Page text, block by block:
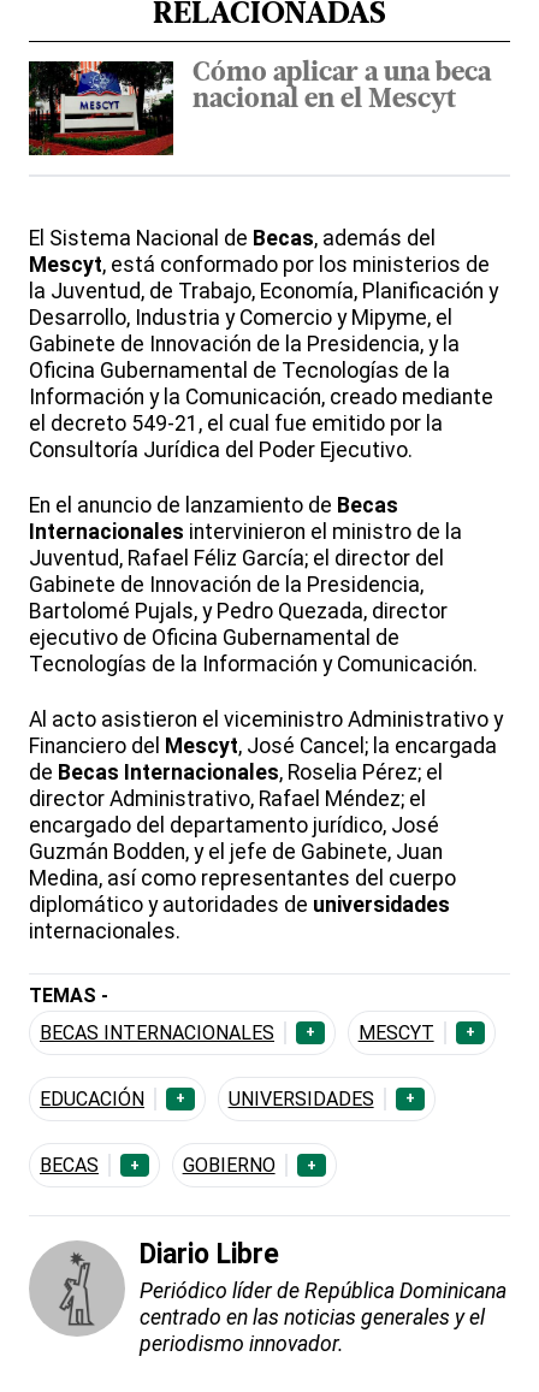
RELACIONADAS
Cómo aplicar a una beca
nacional en el Mescyt
El Sistema Nacional de Becas, además del
Mescyt, está conformado por los ministerios de
la Juventud, de Trabajo, Economía, Planificación y
Desarrollo, Industria y Comercio y Mipyme, el
Gabinete de Innovación de la Presidencia, y la
Oficina Gubernamental de Tecnologías de la
Información y la Comunicación, creado mediante
el decreto 549-21, el cual fue emitido por la
Consultoría Jurídica del Poder Ejecutivo.
En el anuncio de lanzamiento de Becas
Internacionales intervinieron el ministro de la
Juventud, Rafael Féliz García; el director del
Gabinete de Innovación de la Presidencia,
Bartolomé Pujals, y Pedro Quezada, director
ejecutivo de Oficina Gubernamental de
Tecnologías de la Información y Comunicación.
Al acto asistieron el viceministro Administrativo y
Financiero del Mescyt, José Cancel; la encargada
de Becas Internacionales, Roselia Pérez; el
director Administrativo, Rafael Méndez; el
encargado del departamento jurídico, José
Guzmán Bodden, y el jefe de Gabinete, Juan
Medina, así como representantes del cuerpo
diplomático y autoridades de universidades
internacionales.
TEMAS -
BECAS INTERNACIONALES
+ MESCYT +
EDUCACIÓN + UNIVERSIDADES +
BECAS + GOBIERNO +
Diario Libre
Periódico líder de República Dominicana
centrado en las noticias generales y el
periodismo innovador.